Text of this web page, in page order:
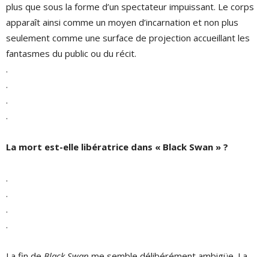
plus que sous la forme d’un spectateur impuissant. Le corps
apparaît ainsi comme un moyen d’incarnation et non plus
seulement comme une surface de projection accueillant les
fantasmes du public ou du récit.
.
.
.
.
La mort est-elle libératrice dans « Black Swan » ?
.
.
.
.